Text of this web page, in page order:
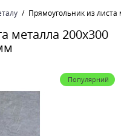
Прямоугольник из листа
металла 200х300
Популярний